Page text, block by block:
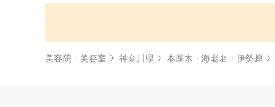
美容院・美容室 神奈川県 本厚木・海老名・伊勢原